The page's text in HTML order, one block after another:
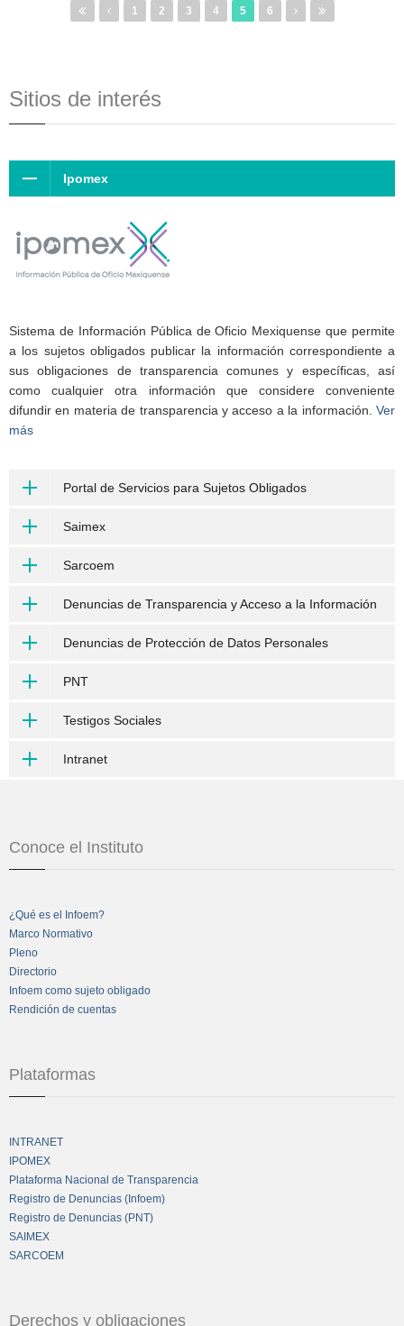
1 2 3 4 5 6
Sitios de interés
Ipomex
Sistema de Información Pública de Oficio Mexiquense que permite
a los sujetos obligados publicar la información correspondiente a
sus obligaciones de transparencia comunes y específicas, así
como cualquier otra información que considere conveniente
difundir en materia de transparencia y acceso a la información. Ver
más
Portal de Servicios para Sujetos Obligados
Saimex
Sarcoem
Denuncias de Transparencia y Acceso a la Información
Denuncias de Protección de Datos Personales
PNT
Testigos Sociales
Intranet
Conoce el Instituto
¿Qué es el Infoem?
Marco Normativo
Pleno
Directorio
Infoem como sujeto obligado
Rendición de cuentas
Plataformas
INTRANET
IPOMEX
Plataforma Nacional de Transparencia
Registro de Denuncias (Infoem)
Registro de Denuncias (PNT)
SAIMEX
SARCOEM
Derechos y obligaciones